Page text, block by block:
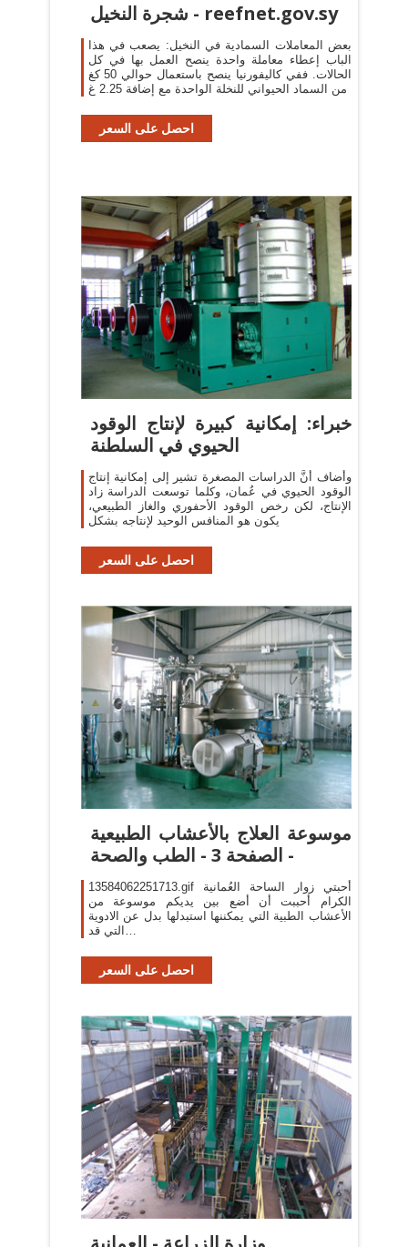
شجرة النخيل - reefnet.gov.sy
بعض المعاملات السمادية في النخيل: يصعب في هذا
الباب إعطاء معاملة واحدة ينصح العمل بها في كل
الحالات. ففي كاليفورنيا ينصح باستعمال حوالي 50 كغ
من السماد الحيواني للنخلة الواحدة مع إضافة 2.25 غ
احصل على السعر
خبراء: إمكانية كبيرة لإنتاج الوقود
الحيوي في السلطنة
وأضاف أنَّ الدراسات المصغرة تشير إلى إمكانية إنتاج
الوقود الحيوي في عُمان، وكلما توسعت الدراسة زاد
الإنتاج، لكن رخص الوقود الأحفوري والغاز الطبيعي،
يكون هو المنافس الوحيد لإنتاجه بشكل
احصل على السعر
موسوعة العلاج بالأعشاب الطبيعية
- الصفحة 3 - الطب والصحة
13584062251713.gif أحبتي زوار الساحة العُمانية
الكرام أحببت أن أضع بين يديكم موسوعة من
الأعشاب الطبية التي يمكننها استبدلها بدل عن الادوية
التي قد…
احصل على السعر